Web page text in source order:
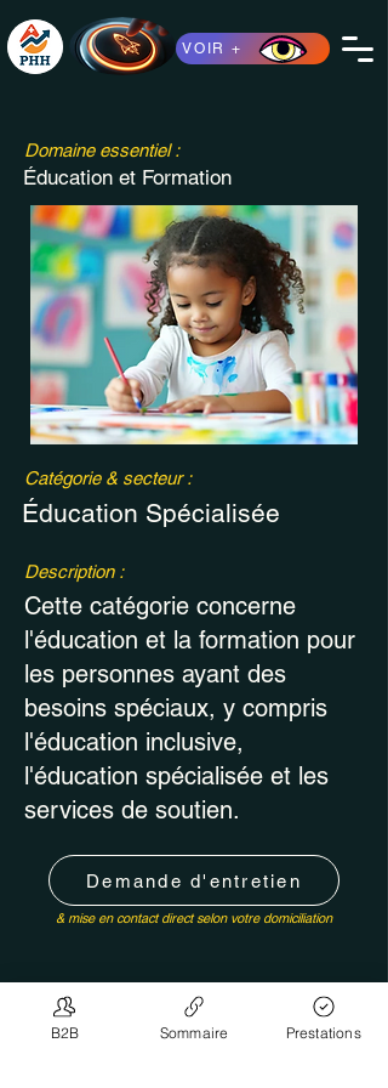
VOIR +
Domaine essentiel :
Éducation et Formation
Catégorie & secteur :
Éducation Spécialisée
Description :
Cette catégorie concerne
l'éducation et la formation pour
les personnes ayant des
besoins spéciaux, y compris
l'éducation inclusive,
l'éducation spécialisée et les
services de soutien.
Demande d'entretien
& mise en contact direct selon votre domiciliation
< Retour autre recherche
B2B Sommaire Prestations